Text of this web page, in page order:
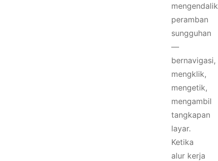
peramban
sungguhan
—
bernavigasi,
mengklik,
mengetik,
mengambil
tangkapan
layar.
Ketika
alur kerja